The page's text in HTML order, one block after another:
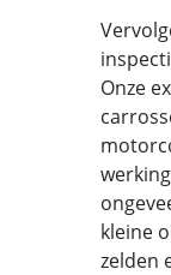
Onze
kleine
zelden